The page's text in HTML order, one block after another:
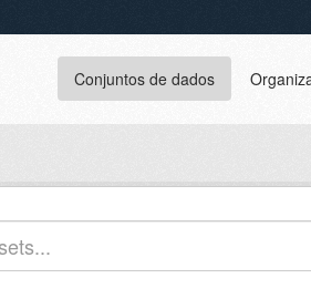
Conjuntos de dados